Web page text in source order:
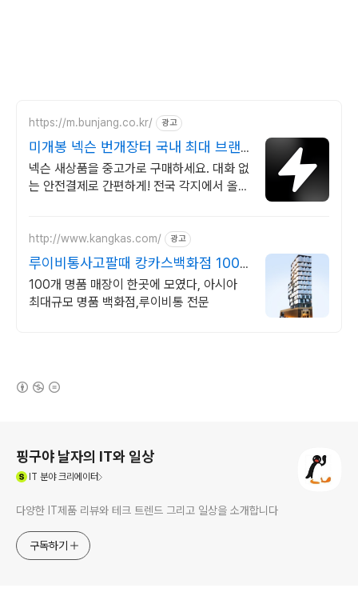
https://m.bunjang.co.kr/ 광고
미개봉 넥슨 번개장터 국내 최대 브랜
드 중고거래
넥슨 새상품을 중고가로 구매하세요. 대화 없
는 안전결제로 간편하게! 전국 각지에서 올라
http://www.kangkas.com/ 광고
루이비통사고팔때 캉카스백화점 100
개 명품 매장이 한곳에
100개 명품 매장이 한곳에 모였다, 아시아
최대규모 명품 백화점,루이비통 전문
핑구야 날자의 IT와 일상
IT 분야 크리에이터
다양한 IT제품 리뷰와 테크 트렌드 그리고 일상을 소개합니다
구독하기